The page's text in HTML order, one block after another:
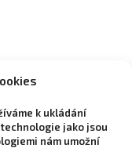
k ukládání
jako jsou
nám umožní